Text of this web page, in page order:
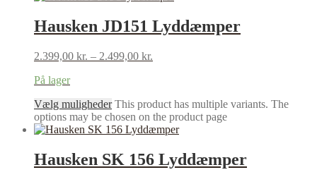
Hausken JD151 Lyddæmper
2.399,00 kr. – 2.499,00 kr.
På lager
Vælg mulighederThis product has multiple variants. The
options may be chosen on the product page
Hausken SK 156 Lyddæmper